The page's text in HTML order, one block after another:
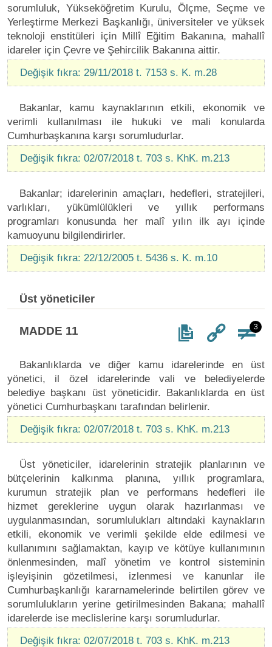
sorumluluk, Yükseköğretim Kurulu, Ölçme, Seçme ve
Yerleştirme Merkezi Başkanlığı, üniversiteler ve yüksek
teknoloji enstitüleri için Millî Eğitim Bakanına, mahallî
idareler için Çevre ve Şehircilik Bakanına aittir.
Değişik fıkra: 29/11/2018 t. 7153 s. K. m.28
Bakanlar, kamu kaynaklarının etkili, ekonomik ve
verimli kullanılması ile hukuki ve mali konularda
Cumhurbaşkanına karşı sorumludurlar.
Değişik fıkra: 02/07/2018 t. 703 s. KhK. m.213
Bakanlar; idarelerinin amaçları, hedefleri, stratejileri,
varlıkları, yükümlülükleri ve yıllık performans
programları konusunda her malî yılın ilk ayı içinde
kamuoyunu bilgilendirirler.
Değişik fıkra: 22/12/2005 t. 5436 s. K. m.10
Üst yöneticiler
MADDE 11 3
Bakanlıklarda ve diğer kamu idarelerinde en üst
yönetici, il özel idarelerinde vali ve belediyelerde
belediye başkanı üst yöneticidir. Bakanlıklarda en üst
yönetici Cumhurbaşkanı tarafından belirlenir.
Değişik fıkra: 02/07/2018 t. 703 s. KhK. m.213
Üst yöneticiler, idarelerinin stratejik planlarının ve
bütçelerinin kalkınma planına, yıllık programlara,
kurumun stratejik plan ve performans hedefleri ile
hizmet gereklerine uygun olarak hazırlanması ve
uygulanmasından, sorumlulukları altındaki kaynakların
etkili, ekonomik ve verimli şekilde elde edilmesi ve
kullanımını sağlamaktan, kayıp ve kötüye kullanımının
önlenmesinden, malî yönetim ve kontrol sisteminin
işleyişinin gözetilmesi, izlenmesi ve kanunlar ile
Cumhurbaşkanlığı kararnamelerinde belirtilen görev ve
sorumlulukların yerine getirilmesinden Bakana; mahallî
idarelerde ise meclislerine karşı sorumludurlar.
Değişik fıkra: 02/07/2018 t. 703 s. KhK. m.213